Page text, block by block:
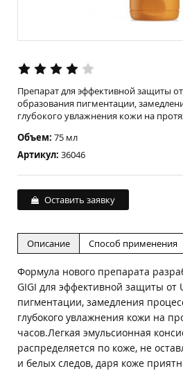
Препарат для эффективной защиты
образования пигментации,
глубокого увлажнения кожи на
Объем: 75 мл
Артикул: 36046
Оставить заявку
Описание Способ применения
Формула нового препарата
GIGI для эффективной защиты от
пигментации, замедления
глубокого увлажнения кожи на
часов.Легкая эмульсионная
распределяется по коже, не
и белых следов, даря коже